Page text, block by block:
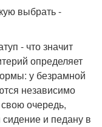
выбрать -
- что значит
определяет
у безрамной
независимо
очередь,
и педану в